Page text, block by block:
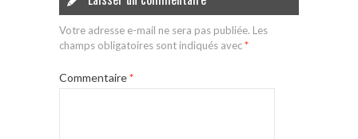
Votre adresse e-mail ne sera pas publiée. Les
champs obligatoires sont indiqués avec*
Commentaire*